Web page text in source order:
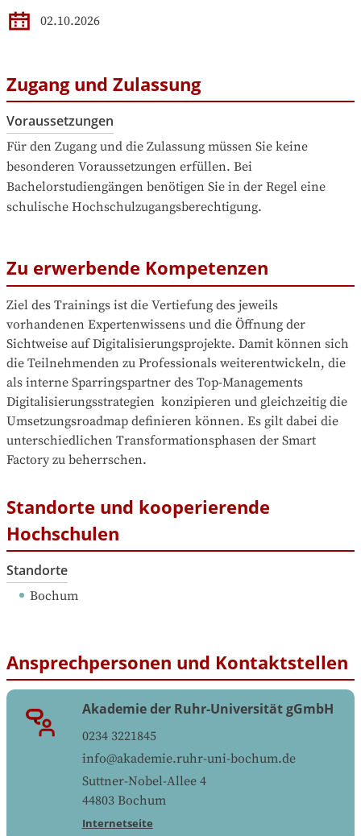
02.10.2026
Zugang und Zulassung
Voraussetzungen
Für den Zugang und die Zulassung müssen Sie keine
besonderen Voraussetzungen erfüllen. Bei
Bachelorstudiengängen benötigen Sie in der Regel eine
schulische Hochschulzugangsberechtigung.
Zu erwerbende Kompetenzen
Ziel des Trainings ist die Vertiefung des jeweils
vorhandenen Expertenwissens und die Öffnung der
Sichtweise auf Digitalisierungsprojekte. Damit können sich
die Teilnehmenden zu Professionals weiterentwickeln, die
als interne Sparringspartner des Top-Managements
Digitalisierungsstrategien  konzipieren und gleichzeitig die
Umsetzungsroadmap definieren können. Es gilt dabei die
unterschiedlichen Transformationsphasen der Smart
Factory zu beherrschen.
Standorte und kooperierende
Hochschulen
Standorte
Bochum
Ansprechpersonen und Kontaktstellen
Akademie der Ruhr-Universität gGmbH
0234 3221845
info@akademie.ruhr-uni-bochum.de
Suttner-Nobel-Allee 4
44803 Bochum
Internetseite